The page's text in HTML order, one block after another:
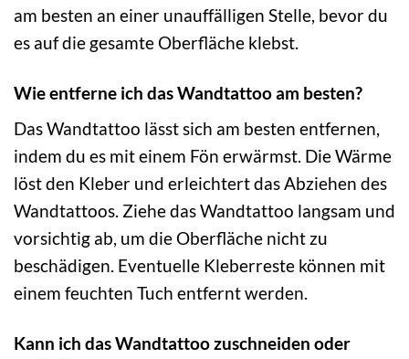
am besten an einer unauffälligen Stelle, bevor du
es auf die gesamte Oberfläche klebst.
Wie entferne ich das Wandtattoo am besten?
Das Wandtattoo lässt sich am besten entfernen,
indem du es mit einem Fön erwärmst. Die Wärme
löst den Kleber und erleichtert das Abziehen des
Wandtattoos. Ziehe das Wandtattoo langsam und
vorsichtig ab, um die Oberfläche nicht zu
beschädigen. Eventuelle Kleberreste können mit
einem feuchten Tuch entfernt werden.
Kann ich das Wandtattoo zuschneiden oder